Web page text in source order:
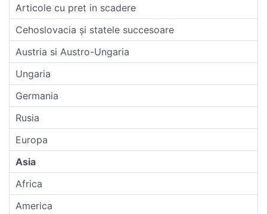
Articole cu pret in scadere
Cehoslovacia și statele succesoare
Austria si Austro-Ungaria
Ungaria
Germania
Rusia
Europa
Asia
Africa
America